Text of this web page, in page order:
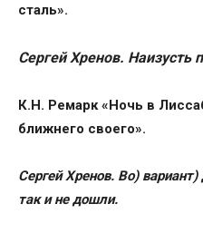
сталь».
Сергей Хренов. Наизусть
К.Н. Ремарк «Ночь в
ближнего своего».
Сергей Хренов. Во) вариант)
так и не дошли.